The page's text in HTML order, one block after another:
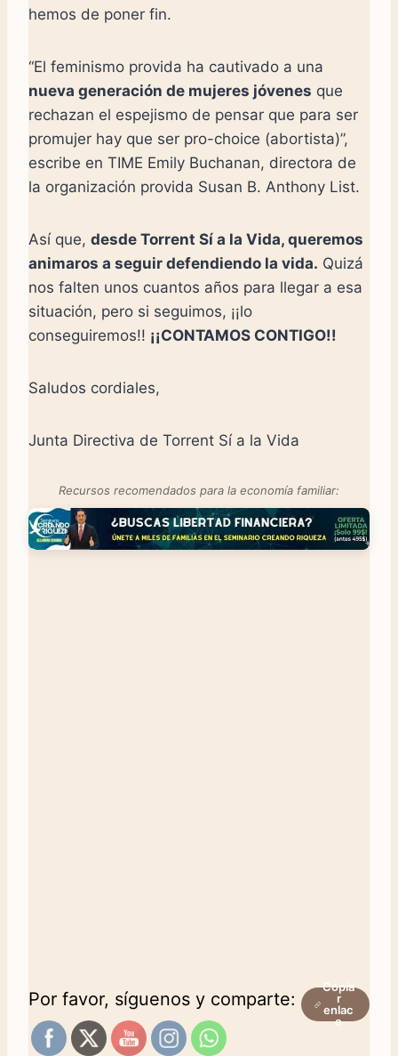
hemos de poner fin.
“El feminismo provida ha cautivado a una
nueva generación de mujeres jóvenes que
rechazan el espejismo de pensar que para ser
promujer hay que ser pro-choice (abortista)”,
escribe en TIME Emily Buchanan, directora de
la organización provida Susan B. Anthony List.
Así que, desde Torrent Sí a la Vida, queremos
animaros a seguir defendiendo la vida. Quizá
nos falten unos cuantos años para llegar a esa
situación, pero si seguimos, ¡¡lo
conseguiremos!! ¡¡CONTAMOS CONTIGO!!
Saludos cordiales,
Junta Directiva de Torrent Sí a la Vida
Recursos recomendados para la economía familiar:
Por favor, síguenos y comparte:
Copia
r
enlac
e